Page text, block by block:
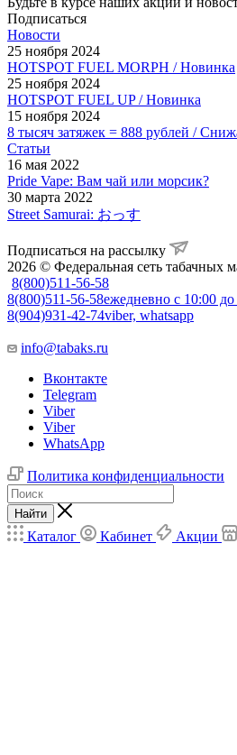
Подписаться
Новости
25 ноября 2024
HOTSPOT FUEL MORPH / Новинка
25 ноября 2024
HOTSPOT FUEL UP / Новинка
15 ноября 2024
8 тысяч затяжек = 888 рублей /
Статьи
16 мая 2022
Pride Vape: Вам чай или морсик?
30 марта 2022
Street Samurai: おっす
Подписаться на рассылку
2026 © Федеральная сеть табачных
8(800)511-56-58
8(800)511-56-58ежедневно с 10:00
8(904)931-42-74viber, whatsapp
info@tabaks.ru
Вконтакте
Telegram
Viber
Viber
WhatsApp
Политика конфиденциальности
Найти
Каталог Кабинет Акции